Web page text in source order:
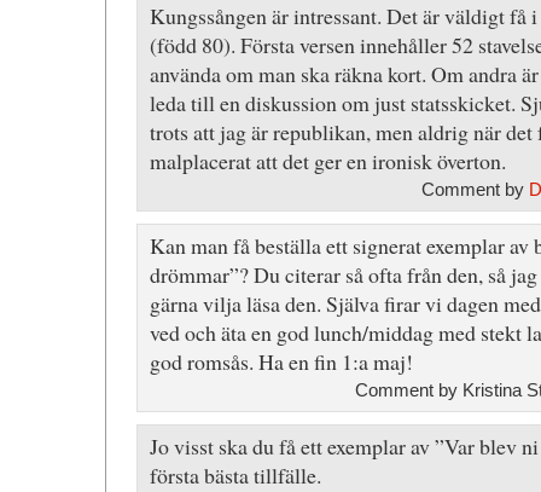
Kungssången är intressant. Det är väldigt få
(född 80). Första versen innehåller 52
använda om man ska räkna kort. Om andra
leda till en diskussion om just statsskicket.
trots att jag är republikan, men aldrig när det
malplacerat att det ger en ironisk överton.
Comment by
Kan man få beställa ett signerat exemplar
drömmar”? Du citerar så ofta från den, så
gärna vilja läsa den. Själva firar vi dagen
ved och äta en god lunch/middag med stekt
god romsås. Ha en fin 1:a maj!
Comment by Kristina
Jo visst ska du få ett exemplar av ”Var blev
första bästa tillfälle.